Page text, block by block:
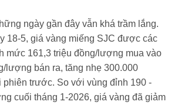
ngày gần đây vẫn khá trầm lắng.
18-5, giá vàng miếng SJC được các
mức 161,3 triệu đồng/lượng mua vào
lượng bán ra, tăng nhẹ 300.000
trước. So với vùng đỉnh 190 -
cuối tháng 1-2026, giá vàng đã giảm